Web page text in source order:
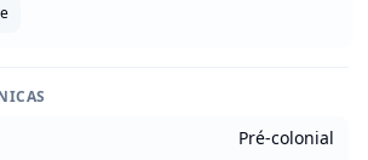
Pré-colonial